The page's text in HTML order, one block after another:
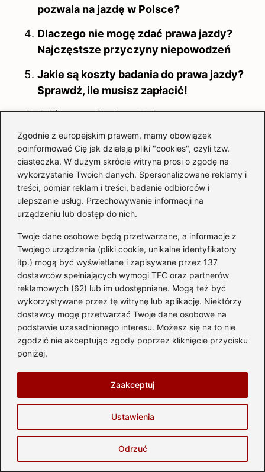
Zgodnie z europejskim prawem, mamy obowiązek
poinformować Cię jak działają pliki "cookies", czyli tzw.
ciasteczka. W dużym skrócie witryna prosi o zgodę na
wykorzystanie Twoich danych. Spersonalizowane reklamy i
treści, pomiar reklam i treści, badanie odbiorców i
ulepszanie usług. Przechowywanie informacji na
urządzeniu lub dostęp do nich.
Twoje dane osobowe będą przetwarzane, a informacje z
Twojego urządzenia (pliki cookie, unikalne identyfikatory
itp.) mogą być wyświetlane i zapisywane przez 137
dostawców spełniających wymogi TFC oraz partnerów
reklamowych (62) lub im udostępniane. Mogą też być
wykorzystywane przez tę witrynę lub aplikację. Niektórzy
dostawcy mogę przetwarzać Twoje dane osobowe na
podstawie uzasadnionego interesu. Możesz się na to nie
zgodzić nie akceptując zgody poprzez kliknięcie przycisku
poniżej.
Ustawienia
Odrzuć
Zaakceptuj
pozwala na jazdę w Polsce?
Dlaczego nie mogę zdać prawa jazdy?
Najczęstsze przyczyny niepowodzeń
Jakie są koszty badania do prawa jazdy?
Sprawdź, ile musisz zapłacić!
Jakie są realne koszty kursu na prawo
jazdy CE?
Dlaczego zawsze warto mieć przy sobie
prawo jazdy?
Jakie są koszty badań do prawa jazdy?
Przewodnik po wydatkach
Jakie uprawnienia są potrzebne do jazdy
quadem?
Co warto wiedzieć, aby zdać egzamin
prawa jazdy?
Hubert Majewski
Nazywam się Hubert i jestem twórcą bloga
automotostrefa.pl, miejsca stworzonego z pasji do
wszystkiego, co ma koła, silnik i potrafi budzić emocje. Od